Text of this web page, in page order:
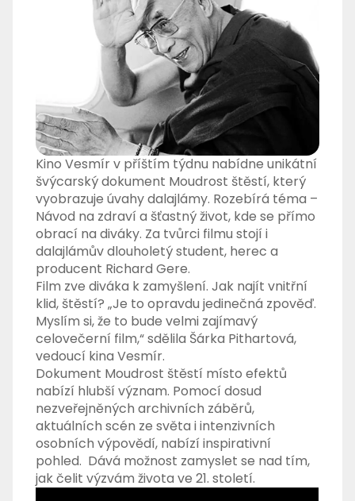
Kino Vesmír v příštím týdnu nabídne unikátní
švýcarský dokument Moudrost štěstí, který
vyobrazuje úvahy dalajlámy. Rozebírá téma –
Návod na zdraví a šťastný život, kde se přímo
obrací na diváky. Za tvůrci filmu stojí i
dalajlámův dlouholetý student, herec a
producent Richard Gere.
Film zve diváka k zamyšlení. Jak najít vnitřní
klid, štěstí? „Je to opravdu jedinečná zpověď.
Myslím si, že to bude velmi zajímavý
celovečerní film,“ sdělila Šárka Pithartová,
vedoucí kina Vesmír.
Dokument Moudrost štěstí místo efektů
nabízí hlubší význam. Pomocí dosud
nezveřejněných archivních záběrů,
aktuálních scén ze světa i intenzivních
osobních výpovědí, nabízí inspirativní
pohled. Dává možnost zamyslet se nad tím,
jak čelit výzvám života ve 21. století.